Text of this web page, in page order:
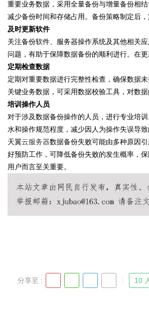
重要业务数据，采用全量备份与增量备份相
减少备份时间和存储占用。备份策略制定后
及时更新软件
关注备份软件、服务器操作系统及其他相关
问题，有助于保障数据备份的顺利进行。在
定期检查数据
定期对重要数据进行完整性检查，确保数据
关键业务数据，可采用数据校验工具，对数
培训操作人员
对于涉及数据备份操作的人员，进行专业培
水和操作规范程度，减少因人为操作失误导
天翼云服务器数据备份失败可能由多种原因
好预防工作，可降低备份失败的发生概率，
用户而言至关重要。
分享至 : 10